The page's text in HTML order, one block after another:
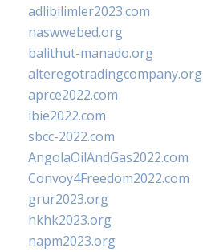
adlibilimler2023.com
naswwebed.org
balithut-manado.org
alteregotradingcompany.org
aprce2022.com
ibie2022.com
sbcc-2022.com
AngolaOilAndGas2022.com
Convoy4Freedom2022.com
grur2023.org
hkhk2023.org
napm2023.org